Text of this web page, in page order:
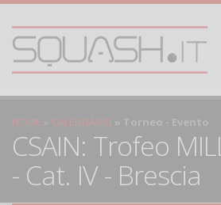
HOME CALENDARIO Torneo - Evento
CSAIN: Trofeo
- Cat. IV - Brescia